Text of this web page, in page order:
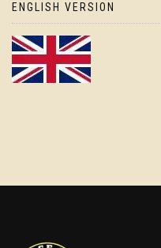
ENGLISH VERSION